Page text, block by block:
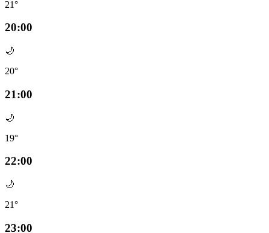
21°
20:00
🌙
20°
21:00
🌙
19°
22:00
🌙
21°
23:00